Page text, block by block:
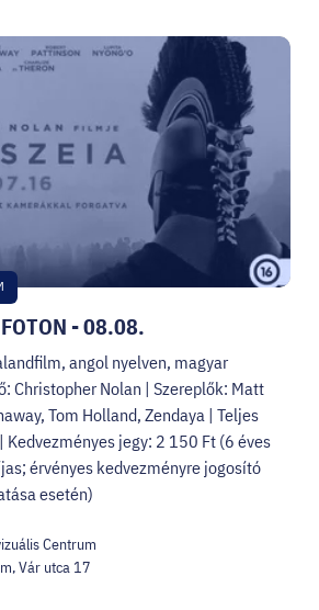
- 08.08.
angol nyelven, magyar
Christopher Nolan | Szereplők: Matt
Tom Holland, Zendaya | Teljes
Kedvezményes jegy: 2 150 Ft (6 éves
érvényes kedvezményre jogosító
esetén)
Centrum
Vár utca 17